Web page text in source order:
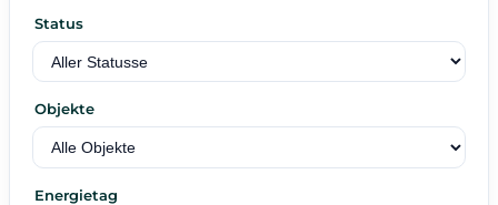
Status
Objekte
Energietag